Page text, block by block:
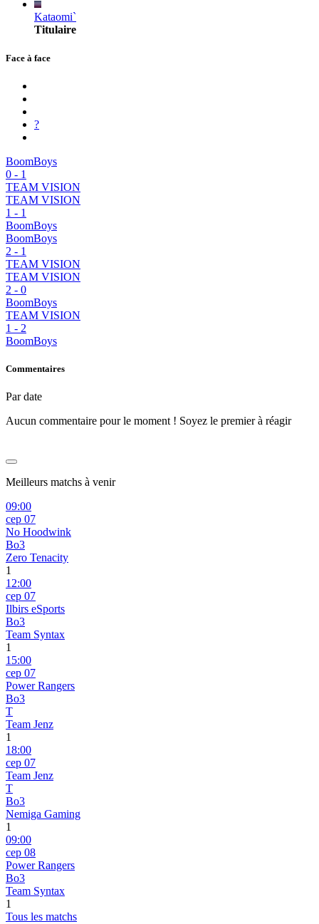
Kataomi`
Titulaire
Face à face
?
BoomBoys
0 - 1
TEAM VISION
TEAM VISION
1 - 1
BoomBoys
BoomBoys
2 - 1
TEAM VISION
TEAM VISION
2 - 0
BoomBoys
TEAM VISION
1 - 2
BoomBoys
Commentaires
Par date
Aucun commentaire pour le moment ! Soyez le premier à réagir
Meilleurs matchs à venir
09:00
сер 07
No Hoodwink
Bo3
Zero Tenacity
1
12:00
сер 07
Ilbirs eSports
Bo3
Team Syntax
1
15:00
сер 07
Power Rangers
Bo3
T
Team Jenz
1
18:00
сер 07
Team Jenz
T
Bo3
Nemiga Gaming
1
09:00
сер 08
Power Rangers
Bo3
Team Syntax
1
Tous les matchs